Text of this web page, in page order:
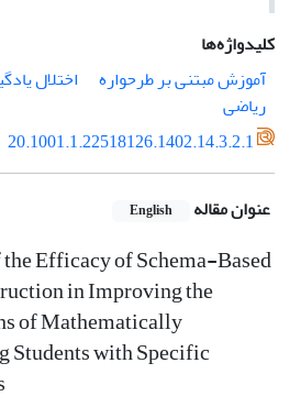
کلیدواژه‌ها
آموزش مبتنی بر طرحواره
اختلال
ریاضی
20.1001.1.22518126.1402.14.3.2.1
عنوان مقاله English
Efficacy of Schema-Based
in Improving the
of Mathematically
with Specific